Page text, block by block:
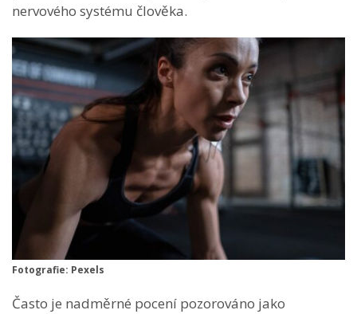
nervového systému člověka.
Fotografie: Pexels
Často je nadměrné pocení pozorováno jako